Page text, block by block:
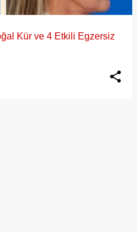
Kür ve 4 Etkili Egzersiz